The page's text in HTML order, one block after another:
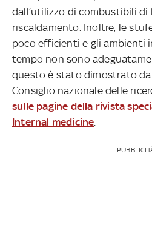
dall’utilizzo di combustibili di
riscaldamento. Inoltre, le
poco efficienti e gli ambienti
tempo non sono
questo è stato dimostrato
Consiglio nazionale delle
sulle pagine della rivista
Internal medicine